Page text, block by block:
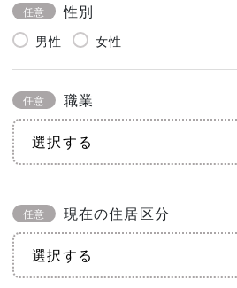
任意 性別
男性 女性
任意 職業
任意 現在の住居区分